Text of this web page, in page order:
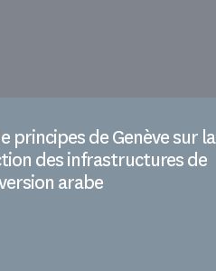
principes de Genève sur la
des infrastructures de
arabe